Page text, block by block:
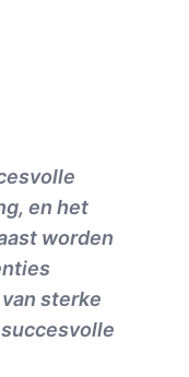
en het
worden
sterke